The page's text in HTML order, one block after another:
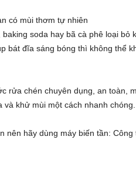
có mùi thơm tự nhiên
soda hay bã cà phê loại
bát đĩa sáng bóng thì không thể
rửa chén chuyên dụng, an toàn,
khử mùi một cách nhanh chóng.
nên hãy dùng máy biến tần: Công